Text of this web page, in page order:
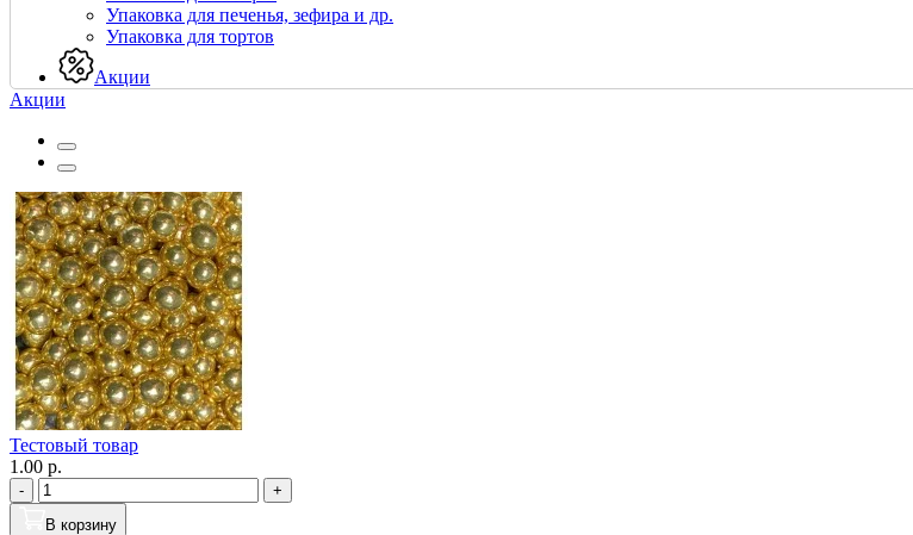
Упаковка для печенья, зефира и др.
Упаковка для тортов
Акции
Акции
Тестовый товар
1.00 р.
-
+
В корзину